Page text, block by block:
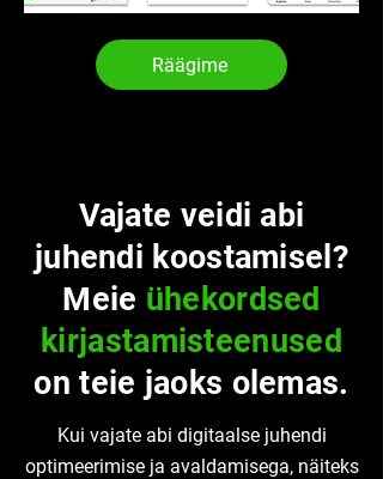
Räägime
Vajate veidi abi
juhendi koostamisel?
Meie ühekordsed
kirjastamisteenused
on teie jaoks olemas.
Kui vajate abi digitaalse juhendi
optimeerimise ja avaldamisega, näiteks